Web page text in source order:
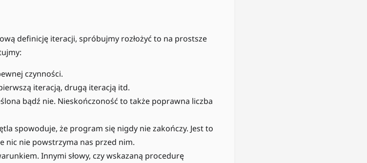
definicję iteracji, spróbujmy rozłożyć to na prostsze
czynności.
iteracją, drugą iteracją itd.
bądź nie. Nieskończoność to także poprawna liczba
spowoduje, że program się nigdy nie zakończy. Jest to
nic nie powstrzyma nas przed nim.
Innymi słowy, czy wskazaną procedurę